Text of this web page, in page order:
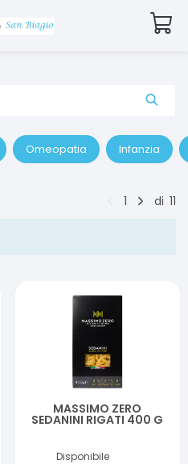
Omeopatia Infanzia
1 di 11
MASSIMO ZERO
SEDANINI RIGATI 400 G
Disponibile